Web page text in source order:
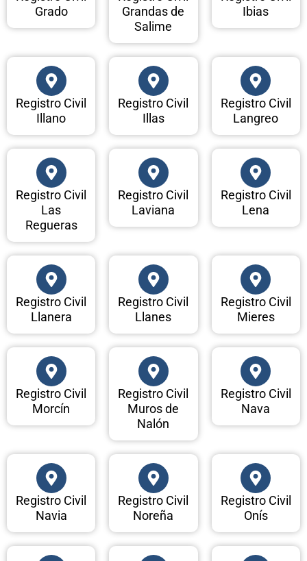
Grado
Grandas de
Salime
Ibias
Registro Civil
Illano
Registro Civil
Illas
Registro Civil
Langreo
Registro Civil
Las
Regueras
Registro Civil
Laviana
Registro Civil
Lena
Registro Civil
Llanera
Registro Civil
Llanes
Registro Civil
Mieres
Registro Civil
Morcín
Registro Civil
Muros de
Nalón
Registro Civil
Nava
Registro Civil
Navia
Registro Civil
Noreña
Registro Civil
Onís